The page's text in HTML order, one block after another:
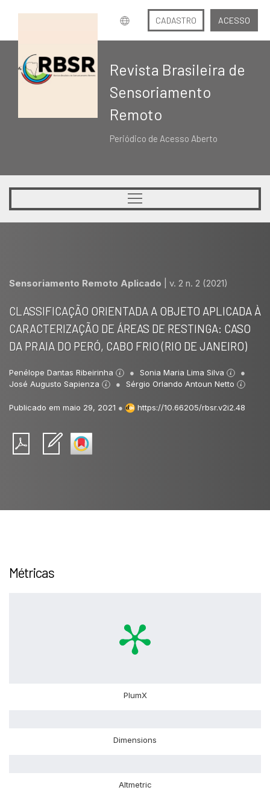
CADASTRO ACESSO
Revista Brasileira de
Sensoriamento
Remoto
Periódico de Acesso Aberto
Sensoriamento Remoto Aplicado v. 2 n. 2 (2021)
CLASSIFICAÇÃO ORIENTADA A OBJETO APLICADA À
CARACTERIZAÇÃO DE ÁREAS DE RESTINGA: CASO
DA PRAIA DO PERÓ, CABO FRIO (RIO DE JANEIRO)
Penélope Dantas Ribeirinha
Sonia Maria Lima Silva
José Augusto Sapienza
Sérgio Orlando Antoun Netto
Publicado em maio 29, 2021 ● https://10.66205/rbsr.v2i2.48
Métricas
PlumX
Dimensions
Altmetric